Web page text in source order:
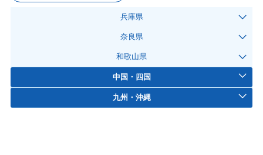
兵庫県
奈良県
和歌山県
中国・四国
九州・沖縄